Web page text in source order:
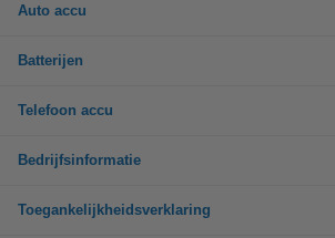
Auto accu
Batterijen
Telefoon accu
Bedrijfsinformatie
Toegankelijkheidsverklaring